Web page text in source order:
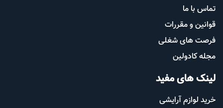
تماس با ما
قوانین و مقررات
فرصت های شغلی
مجله کادولین
لینک های مفید
خرید لوازم آرایشی